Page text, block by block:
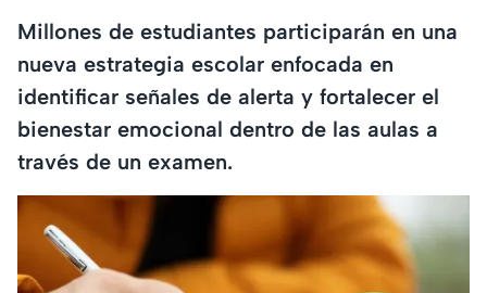
Millones de estudiantes participarán en una
nueva estrategia escolar enfocada en
identificar señales de alerta y fortalecer el
bienestar emocional dentro de las aulas a
través de un examen.